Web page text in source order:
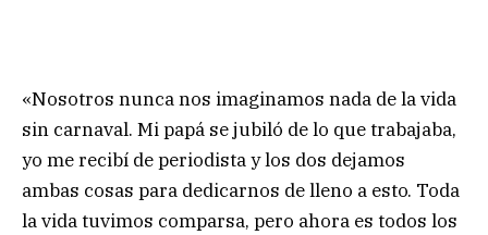
«Nosotros nunca nos imaginamos nada de la vida
sin carnaval. Mi papá se jubiló de lo que trabajaba,
yo me recibí de periodista y los dos dejamos
ambas cosas para dedicarnos de lleno a esto. Toda
la vida tuvimos comparsa, pero ahora es todos los